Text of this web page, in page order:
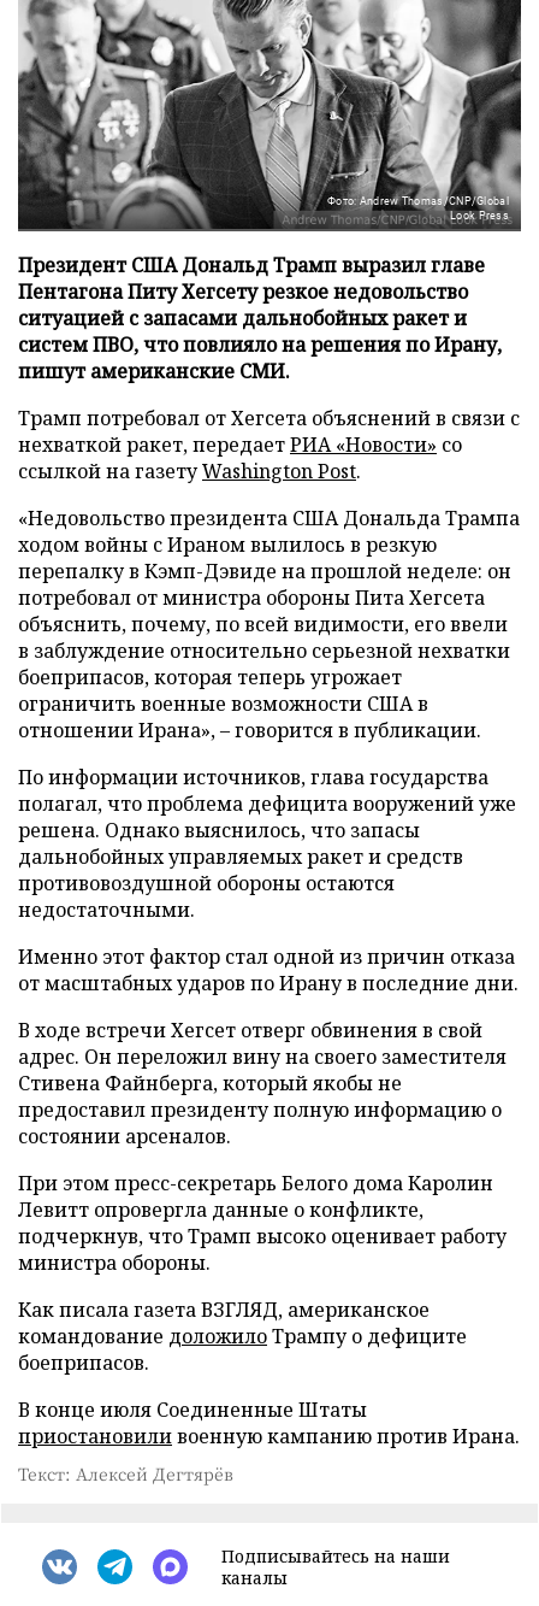
Фото: Andrew Thomas/CNP/Global
Look Press
Президент США Дональд Трамп выразил главе
Пентагона Питу Хегсету резкое недовольство
ситуацией с запасами дальнобойных ракет и
систем ПВО, что повлияло на решения по Ирану,
пишут американские СМИ.
Трамп потребовал от Хегсета объяснений в связи с
нехваткой ракет, передаетРИА «Новости» со
ссылкой на газетуWashington Post.
«Недовольство президента США Дональда Трампа
ходом войны с Ираном вылилось в резкую
перепалку в Кэмп-Дэвиде на прошлой неделе: он
потребовал от министра обороны Пита Хегсета
объяснить, почему, по всей видимости, его ввели
в заблуждение относительно серьезной нехватки
боеприпасов, которая теперь угрожает
ограничить военные возможности США в
отношении Ирана», – говорится в публикации.
По информации источников, глава государства
полагал, что проблема дефицита вооружений уже
решена. Однако выяснилось, что запасы
дальнобойных управляемых ракет и средств
противовоздушной обороны остаются
недостаточными.
Именно этот фактор стал одной из причин отказа
от масштабных ударов по Ирану в последние дни.
В ходе встречи Хегсет отверг обвинения в свой
адрес. Он переложил вину на своего заместителя
Стивена Файнберга, который якобы не
предоставил президенту полную информацию о
состоянии арсеналов.
При этом пресс-секретарь Белого дома Каролин
Левитт опровергла данные о конфликте,
подчеркнув, что Трамп высоко оценивает работу
министра обороны.
Как писала газета ВЗГЛЯД, американское
командование доложилоТрампу о дефиците
боеприпасов.
В конце июля Соединенные Штаты
приостановиливоенную кампанию против Ирана.
Текст: Алексей Дегтярёв
Подписывайтесь на наши
каналы